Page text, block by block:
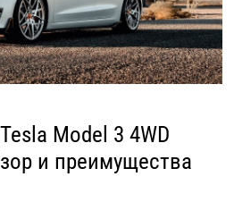
Model 3 4WD
и преимущества